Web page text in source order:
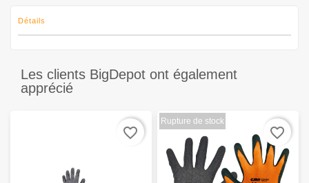
Détails
Les clients BigDepot ont également
apprécié
favorite_border
Rupture de stock
favorite_border